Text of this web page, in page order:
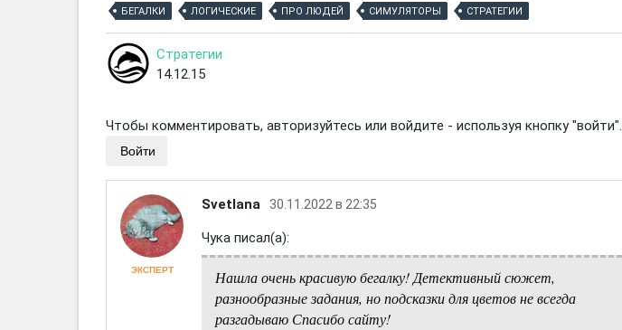
БЕГАЛКИ ЛОГИЧЕСКИЕ ПРО ЛЮДЕЙ СИМУЛЯТОРЫ СТРАТЕГИИ
Стратегии
14.12.15
Чтобы комментировать, авторизуйтесь или войдите - используя кнопку "войти".
Войти
ЭКСПЕРТ
Svetlana 30.11.2022 в 22:35
Чука писал(а):
Нашла очень красивую бегалку! Детективный сюжет,
разнообразные задания, но подсказки для цветов не всегда
разгадываю Спасибо сайту!